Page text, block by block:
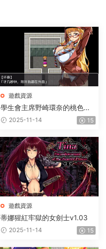
遊戲資源
學生會主席野崎環奈的桃色煩
惱 2025-11-14 15
遊戲資源
蒂娜猩紅牢獄的女劍士v1.03
2025-11-14 15